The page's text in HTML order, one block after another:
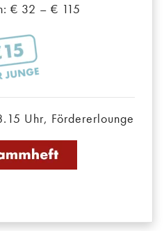
€ 32 – € 115
Uhr, Fördererlounge